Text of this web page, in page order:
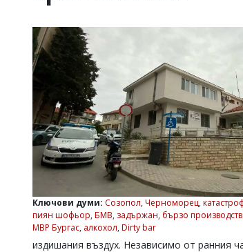
РАЗСЛЕДВАНЕ
БИЗНЕС
Управители:
Веселин
Василев,
v.vasilev@flagman.bg
Касабова,
k.kassabova@flagman.bg
Главен
редактор:
Ключови думи: Созопол, Черноморец,
пиян шофьор, БМВ, задържан, бързо
МВР Бургас, алкохол, Dirty bar
издишания въздух. Независимо от ранния